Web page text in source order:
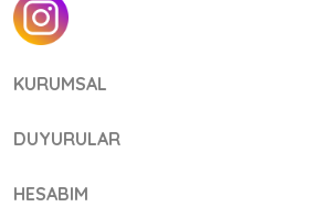
KURUMSAL
DUYURULAR
HESABIM